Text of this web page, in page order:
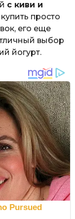
с киви и
просто
его еще
выбор
йогурт.